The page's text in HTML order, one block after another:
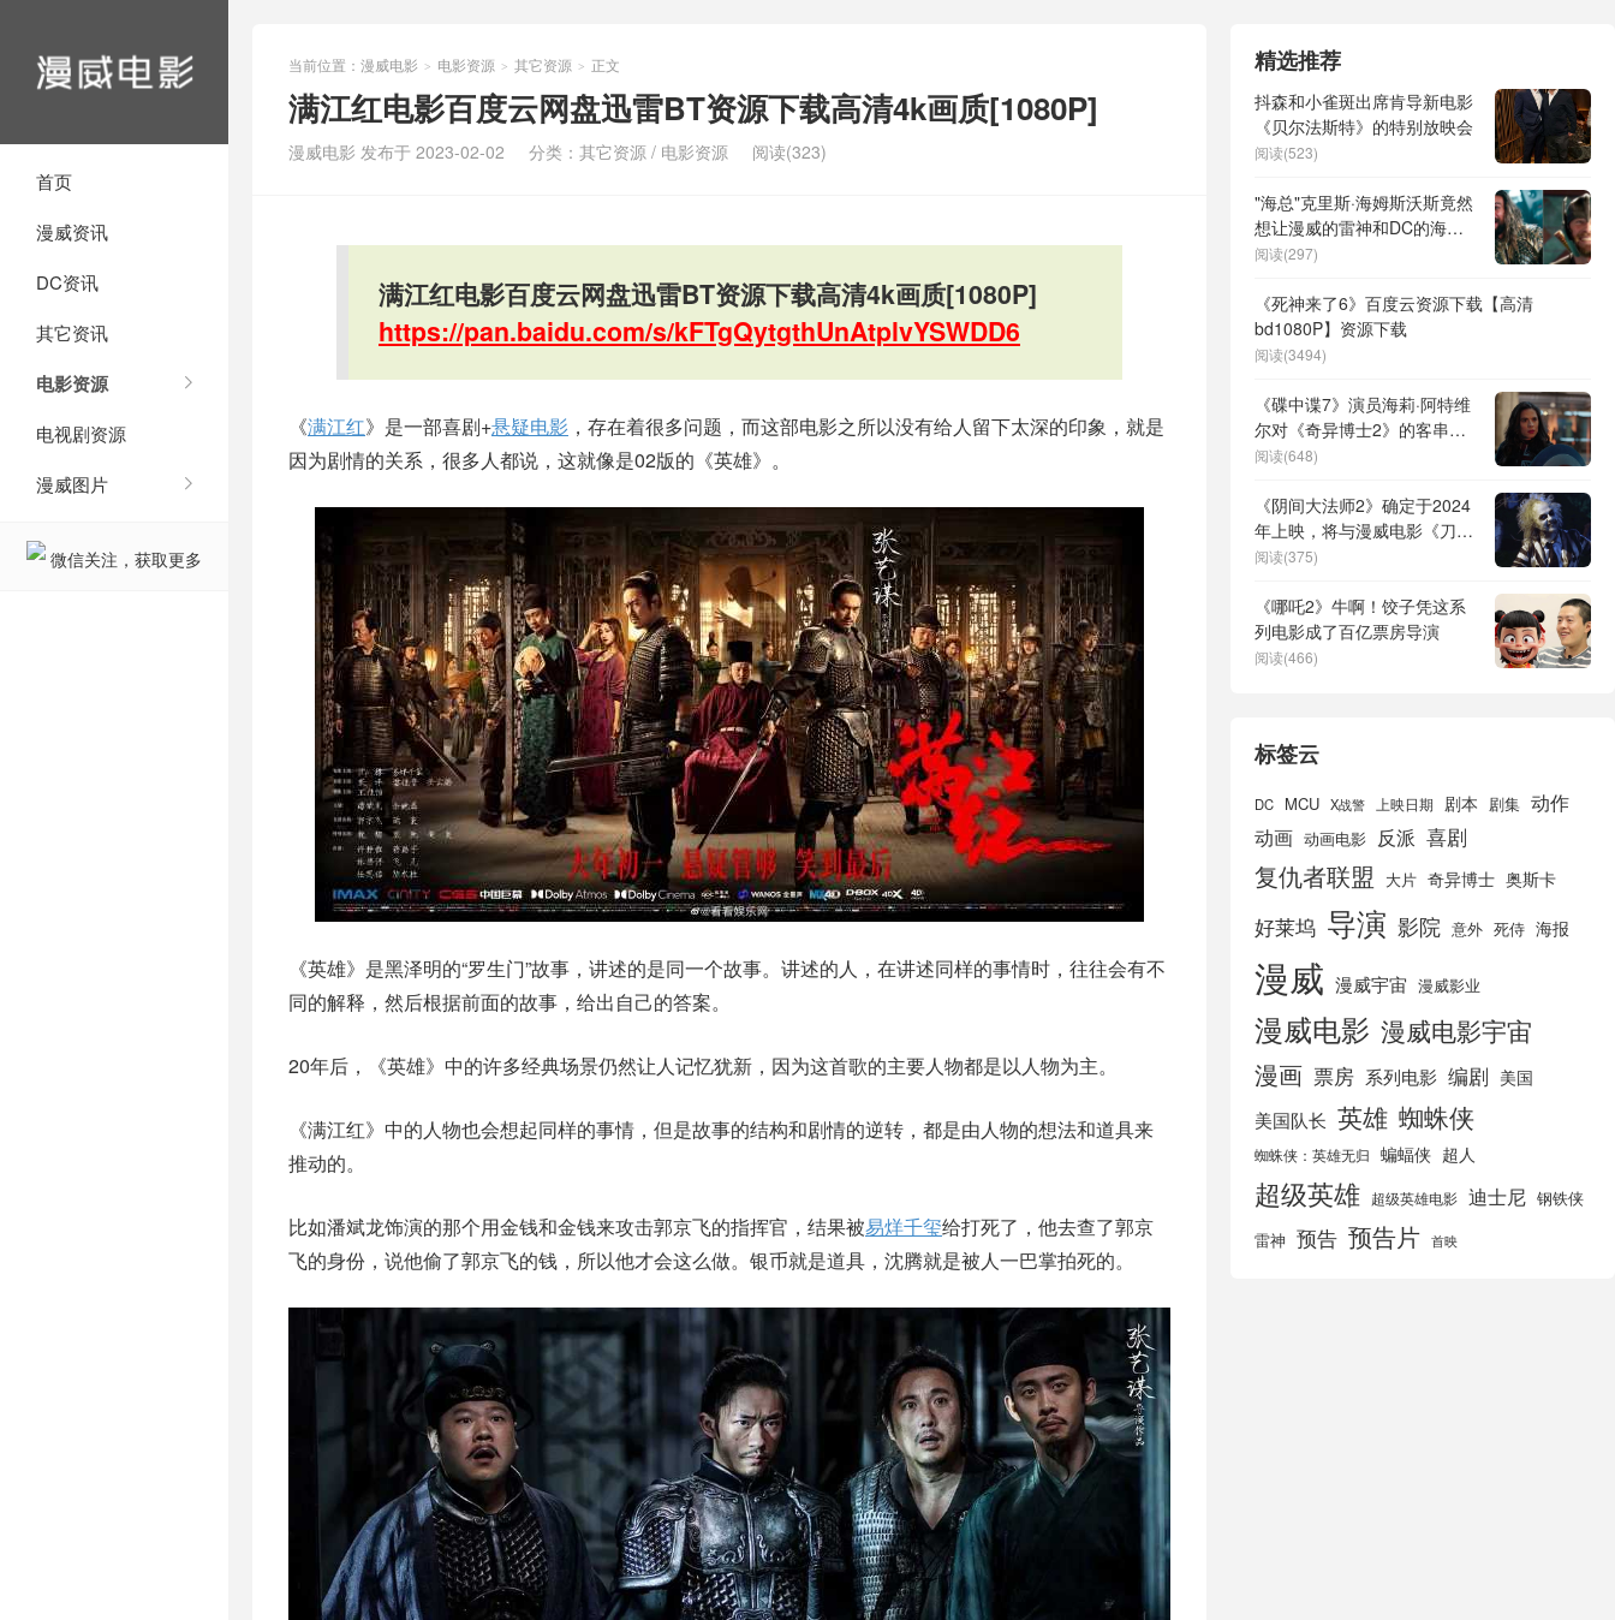
首页
漫威资讯
DC资讯
其它资讯
电影资源
电视剧资源
漫威图片
微信关注，获取更多
当前位置： 漫威电影 > 电影资源 > 其它资源 > 正文
满江红电影百度云网盘迅雷BT资源下载高清4k画质[1080P]
漫威电影 发布于 2023-02-02 分类： 其它资源 / 电影资源 阅读(323)
满江红电影百度云网盘迅雷BT资源下载高清4k画质[1080P]
https://pan.baidu.com/s/kFTgQytgthUnAtplvYSWDD6
《满江红》是一部喜剧+悬疑电影 ，存在着很多问题，而这部电影之所以没有给人留下太深的印象，就是
因为剧情的关系，很多人都说，这就像是02版的《英雄》。
《英雄》是黑泽明的“罗生门”故事，讲述的是同一个故事。讲述的人，在讲述同样的事情时，往往会有不
同的解释，然后根据前面的故事，给出自己的答案。
20年后，《英雄》中的许多经典场景仍然让人记忆犹新，因为这首歌的主要人物都是以人物为主。
《满江红》中的人物也会想起同样的事情，但是故事的结构和剧情的逆转，都是由人物的想法和道具来
推动的。
比如潘斌龙饰演的那个用金钱和金钱来攻击郭京飞的指挥官，结果被易烊千玺给打死了，他去查了郭京
飞的身份，说他偷了郭京飞的钱，所以他才会这么做。银币就是道具，沈腾就是被人一巴掌拍死的。
精选推荐
抖森和小雀斑出席肯导新电影
《贝尔法斯特》的特别放映会
阅读(523)
"海总"克里斯·海姆斯沃斯竟然
想让漫威的雷神和DC的海王
干上一架！
阅读(297)
《死神来了6》百度云资源下载【高清
bd1080P】资源下载
阅读(3494)
《碟中谍7》演员海莉·阿特维
尔对《奇异博士2》的客串剧
情表达不满：“那是令人沮丧
阅读(648)
《阴间大法师2》确定于2024
年上映，将与漫威电影《刀锋
战士》展开对决
阅读(375)
《哪吒2》牛啊！饺子凭这系
列电影成了百亿票房导演
阅读(466)
标签云
DC MCU X战警 上映日期 剧本 剧集 动作
动画 动画电影 反派 喜剧
复仇者联盟 大片 奇异博士 奥斯卡
好莱坞 导演 影院 意外 死侍 海报
漫威 漫威宇宙 漫威影业
漫威电影 漫威电影宇宙
漫画 票房 系列电影 编剧 美国
美国队长 英雄 蜘蛛侠
蜘蛛侠：英雄无归 蝙蝠侠 超人
超级英雄 超级英雄电影 迪士尼 钢铁侠
雷神 预告 预告片 首映